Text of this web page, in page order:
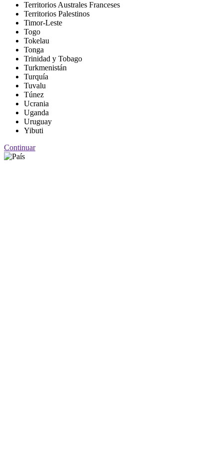
Territorios Australes Franceses
Territorios Palestinos
Timor-Leste
Togo
Tokelau
Tonga
Trinidad y Tobago
Turkmenistán
Turquía
Tuvalu
Túnez
Ucrania
Uganda
Uruguay
Yibuti
Continuar